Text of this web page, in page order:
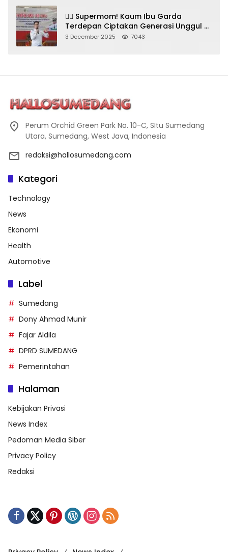
🦸‍♀️ Supermom! Kaum Ibu Garda
Terdepan Ciptakan Generasi Unggul di
Sumedang
3 December 2025 7043
Perum Orchid Green Park No. 10-C, SItu Sumedang
Utara, Sumedang, West Java, Indonesia
redaksi@hallosumedang.com
Kategori
Technology
News
Ekonomi
Health
Automotive
Label
Sumedang
Dony Ahmad Munir
Fajar Aldila
DPRD SUMEDANG
Pemerintahan
Halaman
Kebijakan Privasi
News Index
Pedoman Media Siber
Privacy Policy
Redaksi